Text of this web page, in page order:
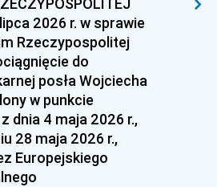
2026 r. w sprawie
Rzeczypospolitej
do
posła Wojciecha
w punkcie
dnia 4 maja 2026 r.,
28 maja 2026 r.,
Europejskiego